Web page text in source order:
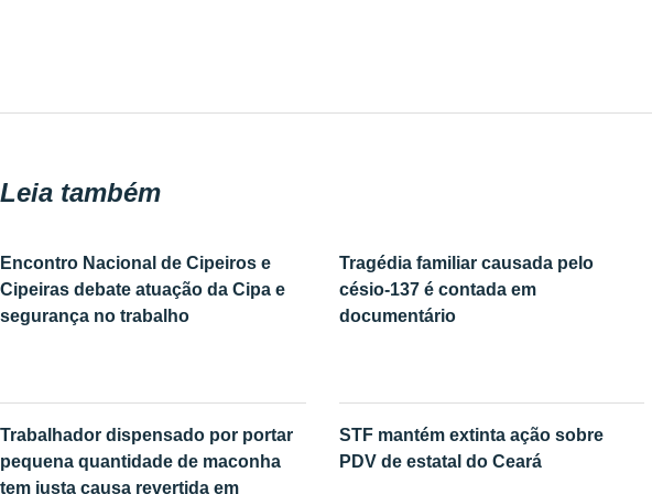
Leia também
Encontro Nacional de Cipeiros e
Cipeiras debate atuação da Cipa e
segurança no trabalho
Tragédia familiar causada pelo
césio-137 é contada em
documentário
Trabalhador dispensado por portar
pequena quantidade de maconha
tem justa causa revertida em
STF mantém extinta ação sobre
PDV de estatal do Ceará